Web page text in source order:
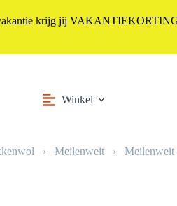
Winkel
› Meilenweit › Meilenweit
krijg jij VAKANTIEKORTING